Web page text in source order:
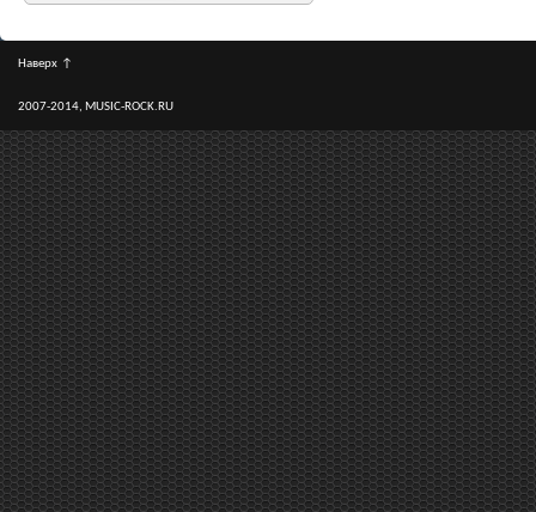
Наверх ↑
2007-2014, MUSIC-ROCK.RU